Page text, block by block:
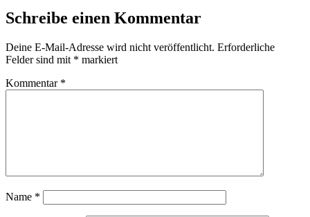
Schreibe einen Kommentar
Deine E-Mail-Adresse wird nicht veröffentlicht. Erforderliche
Felder sind mit * markiert
Kommentar *
Name *